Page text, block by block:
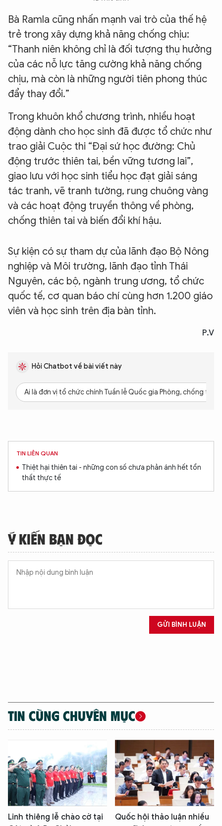
Bà Ramla cũng nhấn mạnh vai trò của thế hệ
trẻ trong xây dựng khả năng chống chịu:
“Thanh niên không chỉ là đối tượng thụ hưởng
của các nỗ lực tăng cường khả năng chống
chịu, mà còn là những người tiên phong thúc
đẩy thay đổi.”
Trong khuôn khổ chương trình, nhiều hoạt
động dành cho học sinh đã được tổ chức như
trao giải Cuộc thi “Đại sứ học đường: Chủ
động trước thiên tai, bền vững tương lai”,
giao lưu với học sinh tiểu học đạt giải sáng
tác tranh, vẽ tranh tường, rung chuông vàng
và các hoạt động truyền thông về phòng,
chống thiên tai và biến đổi khí hậu.
Sự kiện có sự tham dự của lãnh đạo Bộ Nông
nghiệp và Môi trường, lãnh đạo tỉnh Thái
Nguyên, các bộ, ngành trung ương, tổ chức
quốc tế, cơ quan báo chí cùng hơn 1.200 giáo
viên và học sinh trên địa bàn tỉnh.
P.V
Hỏi Chatbot về bài viết này
Ai là đơn vị tổ chức chính Tuần lễ Quốc gia Phòng, chống
TIN LIÊN QUAN
Thiệt hại thiên tai - những con số chưa phản ánh hết tổn
thất thực tế
Ý KIẾN BẠN ĐỌC
GỬI BÌNH LUẬN
TIN CÙNG CHUYÊN MỤC
Linh thiêng lễ chào cờ tại
Quốc hội thảo luận nhiều
XIN CHÀO,
An Ninh Thủ Đô nhé. Tôi sẵn sàng hỗ trợ!